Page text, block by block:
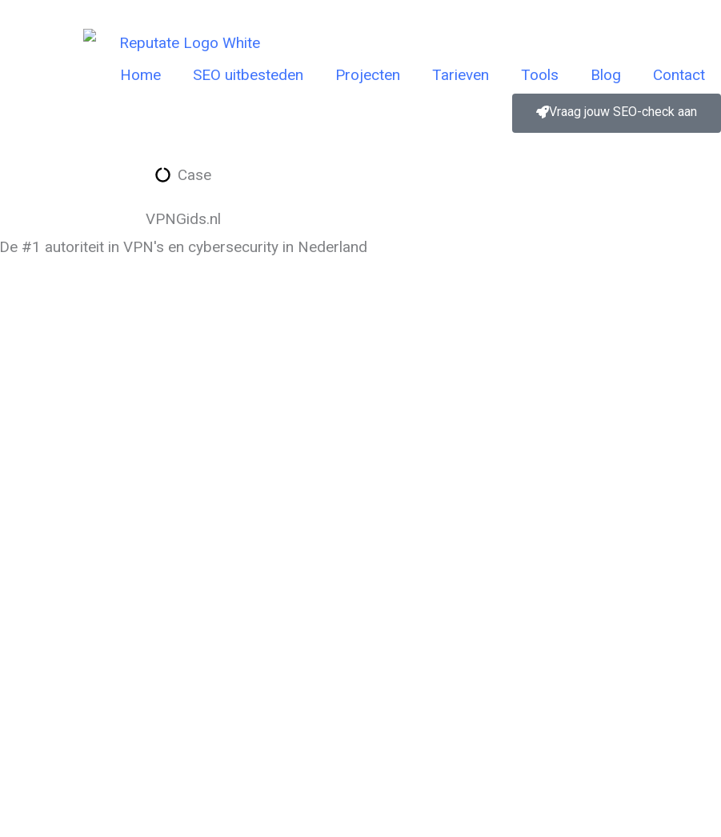
Home SEO uitbesteden Projecten Tarieven Tools Blog Contact
Vraag jouw SEO-check aan
Case
VPNGids.nl
De #1 autoriteit in VPN's en cybersecurity in Nederland